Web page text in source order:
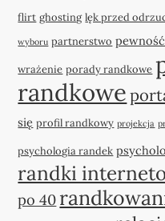
flirt ghosting lęk przed
wyboru partnerstwo
wrażenie porady randkowe
randkowe
się profil randkowy projekcja
psychologia randek
randki
po 40